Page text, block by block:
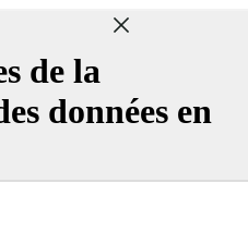
de la
données en